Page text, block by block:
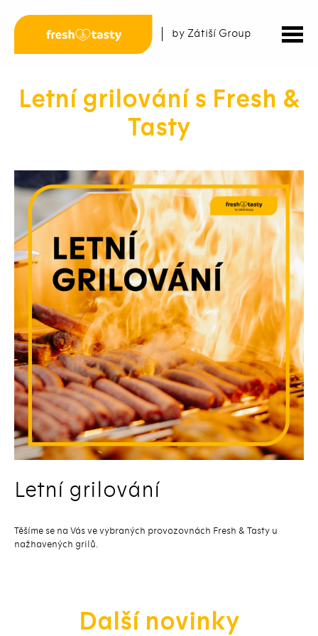
by Zátiší Group
Letní grilování s Fresh &
Tasty
Letní grilování
Těšíme se na Vás ve vybraných provozovnách Fresh & Tasty u
nažhavených grilů.
Další novinky